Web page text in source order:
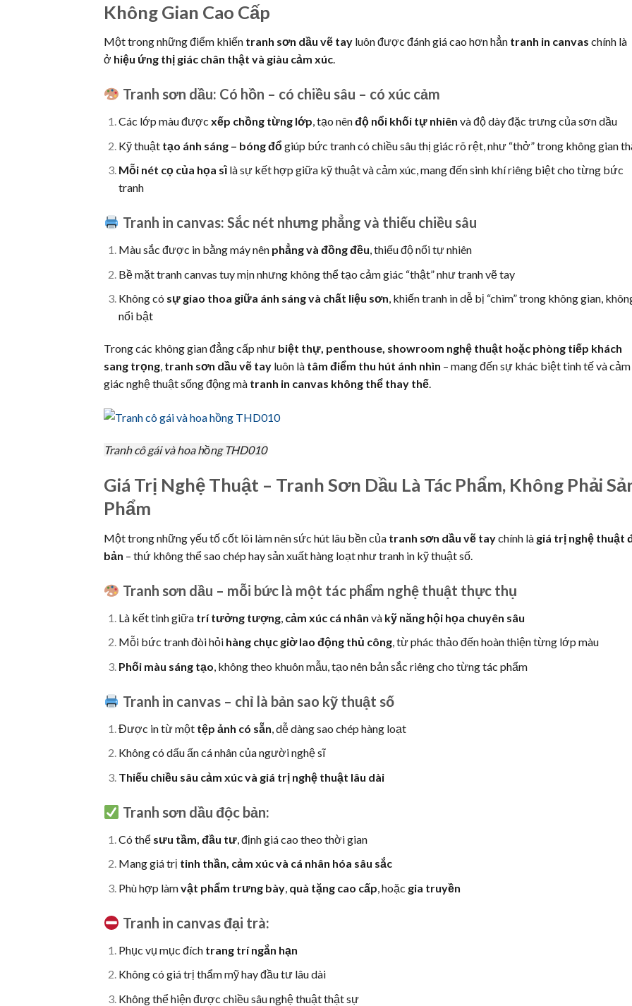
Không Gian Cao Cấp
Một trong những điểm khiến tranh sơn dầu vẽ tay luôn được đánh giá cao hơn hẳn tranh in canvas chính là
ở hiệu ứng thị giác chân thật và giàu cảm xúc.
Tranh sơn dầu: Có hồn – có chiều sâu – có xúc cảm
Các lớp màu được xếp chồng từng lớp, tạo nênđộ nổi khối tự nhiên và độ dày đặc trưng của sơn dầu
Kỹ thuật tạo ánh sáng – bóng đổgiúp bức tranh có chiều sâu thị giác rõ rệt, như “thở” trong không gian
Mỗi nét cọ của họa sĩlà sự kết hợp giữa kỹ thuật và cảm xúc, mang đến sinh khí riêng biệt cho từng bức
tranh
Tranh in canvas: Sắc nét nhưng phẳng và thiếu chiều sâu
Màu sắc được in bằng máy nên phẳng và đồng đều, thiếu độ nổi tự nhiên
Bề mặt tranh canvas tuy mịn nhưng không thể tạo cảm giác “thật” như tranh vẽ tay
Không có sự giao thoa giữa ánh sáng và chất liệu sơn, khiến tranh in dễ bị “chìm” trong không gian,
nổi bật
Trong các không gian đẳng cấp như biệt thự, penthouse, showroom nghệ thuật hoặc phòng tiếp khách
sang trọng, tranh sơn dầu vẽ tay luôn là tâm điểm thu hút ánh nhìn – mang đến sự khác biệt tinh tế và cảm
giác nghệ thuật sống động mà tranh in canvas không thể thay thế.
Tranh cô gái và hoa hồng THD010
Giá Trị Nghệ Thuật – Tranh Sơn Dầu Là Tác Phẩm, Không Phải
Phẩm
Một trong những yếu tố cốt lõi làm nên sức hút lâu bền của tranh sơn dầu vẽ taychính là giá trị nghệ thuật
bản – thứ không thể sao chép hay sản xuất hàng loạt như tranh in kỹ thuật số.
Tranh sơn dầu – mỗi bức là một tác phẩm nghệ thuật thực thụ
Là kết tinh giữa trí tưởng tượng, cảm xúc cá nhân và kỹ năng hội họa chuyên sâu
Mỗi bức tranh đòi hỏi hàng chục giờ lao động thủ công, từ phác thảo đến hoàn thiện từng lớp màu
Phối màu sáng tạo , không theo khuôn mẫu, tạo nên bản sắc riêng cho từng tác phẩm
Tranh in canvas – chỉ là bản sao kỹ thuật số
Được in từ một tệp ảnh có sẵn , dễ dàng sao chép hàng loạt
Không có dấu ấn cá nhân của người nghệ sĩ
Thiếu chiều sâu cảm xúc và giá trị nghệ thuật lâu dài
Tranh sơn dầu độc bản:
Có thể sưu tầm, đầu tư, định giá cao theo thời gian
Mang giá trị tinh thần, cảm xúc và cá nhân hóa sâu sắc
Phù hợp làmvật phẩm trưng bày, quà tặng cao cấp , hoặc gia truyền
Tranh in canvas đại trà:
Phục vụ mục đích trang trí ngắn hạn
Không có giá trị thẩm mỹ hay đầu tư lâu dài
Không thể hiện được chiều sâu nghệ thuật thật sự